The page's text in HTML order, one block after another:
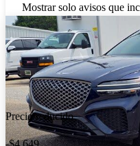
Mostrar solo avisos que
Precio reducido